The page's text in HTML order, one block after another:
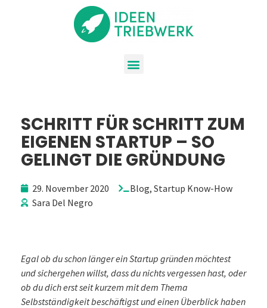
SCHRITT FÜR SCHRITT ZUM
EIGENEN STARTUP – SO
GELINGT DIE GRÜNDUNG
29. November 2020 Blog, Startup Know-How
Sara Del Negro
Egal ob du schon länger ein Startup gründen möchtest
und sichergehen willst, dass du nichts vergessen hast, oder
ob du dich erst seit kurzem mit dem Thema
Selbstständigkeit beschäftigst und einen Überblick haben